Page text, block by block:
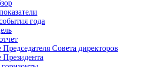
года
Совета директоров